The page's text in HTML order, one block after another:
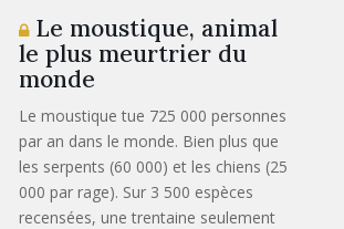
Le moustique, animal
le plus meurtrier du
monde
Le moustique tue 725 000 personnes
par an dans le monde. Bien plus que
les serpents (60 000) et les chiens (25
000 par rage). Sur 3 500 espèces
recensées, une trentaine seulement